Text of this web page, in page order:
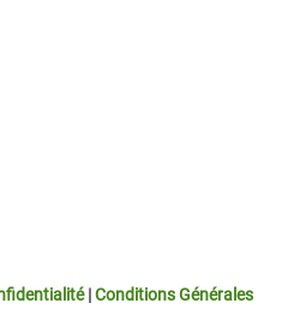
|Conditions Générales